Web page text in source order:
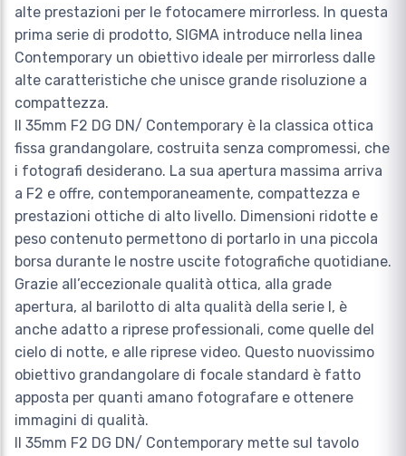
alte prestazioni per le fotocamere mirrorless. In questa
prima serie di prodotto, SIGMA introduce nella linea
Contemporary un obiettivo ideale per mirrorless dalle
alte caratteristiche che unisce grande risoluzione a
compattezza.
Il 35mm F2 DG DN/ Contemporary è la classica ottica
fissa grandangolare, costruita senza compromessi, che
i fotografi desiderano. La sua apertura massima arriva
a F2 e offre, contemporaneamente, compattezza e
prestazioni ottiche di alto livello. Dimensioni ridotte e
peso contenuto permettono di portarlo in una piccola
borsa durante le nostre uscite fotografiche quotidiane.
Grazie all’eccezionale qualità ottica, alla grade
apertura, al barilotto di alta qualità della serie I, è
anche adatto a riprese professionali, come quelle del
cielo di notte, e alle riprese video. Questo nuovissimo
obiettivo grandangolare di focale standard è fatto
apposta per quanti amano fotografare e ottenere
immagini di qualità.
Il 35mm F2 DG DN/ Contemporary mette sul tavolo